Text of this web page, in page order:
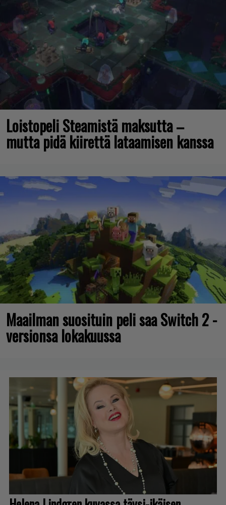
Loistopeli Steamistä maksutta –
mutta pidä kiirettä lataamisen kanssa
Maailman suosituin peli saa Switch 2 -
versionsa lokakuussa